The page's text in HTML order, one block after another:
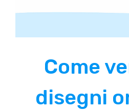
Come
disegni